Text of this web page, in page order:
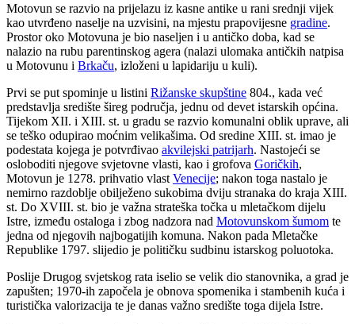
Motovun se razvio na prijelazu iz kasne antike u rani srednji vijek
kao utvrđeno naselje na uzvisini, na mjestu prapovijesne gradine.
Prostor oko Motovuna je bio naseljen i u antičko doba, kad se
nalazio na rubu parentinskog agera (nalazi ulomaka antičkih natpisa
u Motovunu i Brkaču, izloženi u lapidariju u kuli).
Prvi se put spominje u listini Rižanske skupštine 804., kada već
predstavlja središte šireg područja, jednu od devet istarskih općina.
Tijekom XII. i XIII. st. u gradu se razvio komunalni oblik uprave, ali
se teško odupirao moćnim velikašima. Od sredine XIII. st. imao je
podestata kojega je potvrđivao akvilejski patrijarh. Nastojeći se
osloboditi njegove svjetovne vlasti, kao i grofova Goričkih,
Motovun je 1278. prihvatio vlast Venecije; nakon toga nastalo je
nemirno razdoblje obilježeno sukobima dviju stranaka do kraja XIII.
st. Do XVIII. st. bio je važna strateška točka u mletačkom dijelu
Istre, između ostaloga i zbog nadzora nad Motovunskom šumom te
jedna od njegovih najbogatijih komuna. Nakon pada Mletačke
Republike 1797. slijedio je političku sudbinu istarskog poluotoka.
Poslije Drugog svjetskog rata iselio se velik dio stanovnika, a grad je
zapušten; 1970-ih započela je obnova spomenika i stambenih kuća i
turistička valorizacija te je danas važno središte toga dijela Istre.